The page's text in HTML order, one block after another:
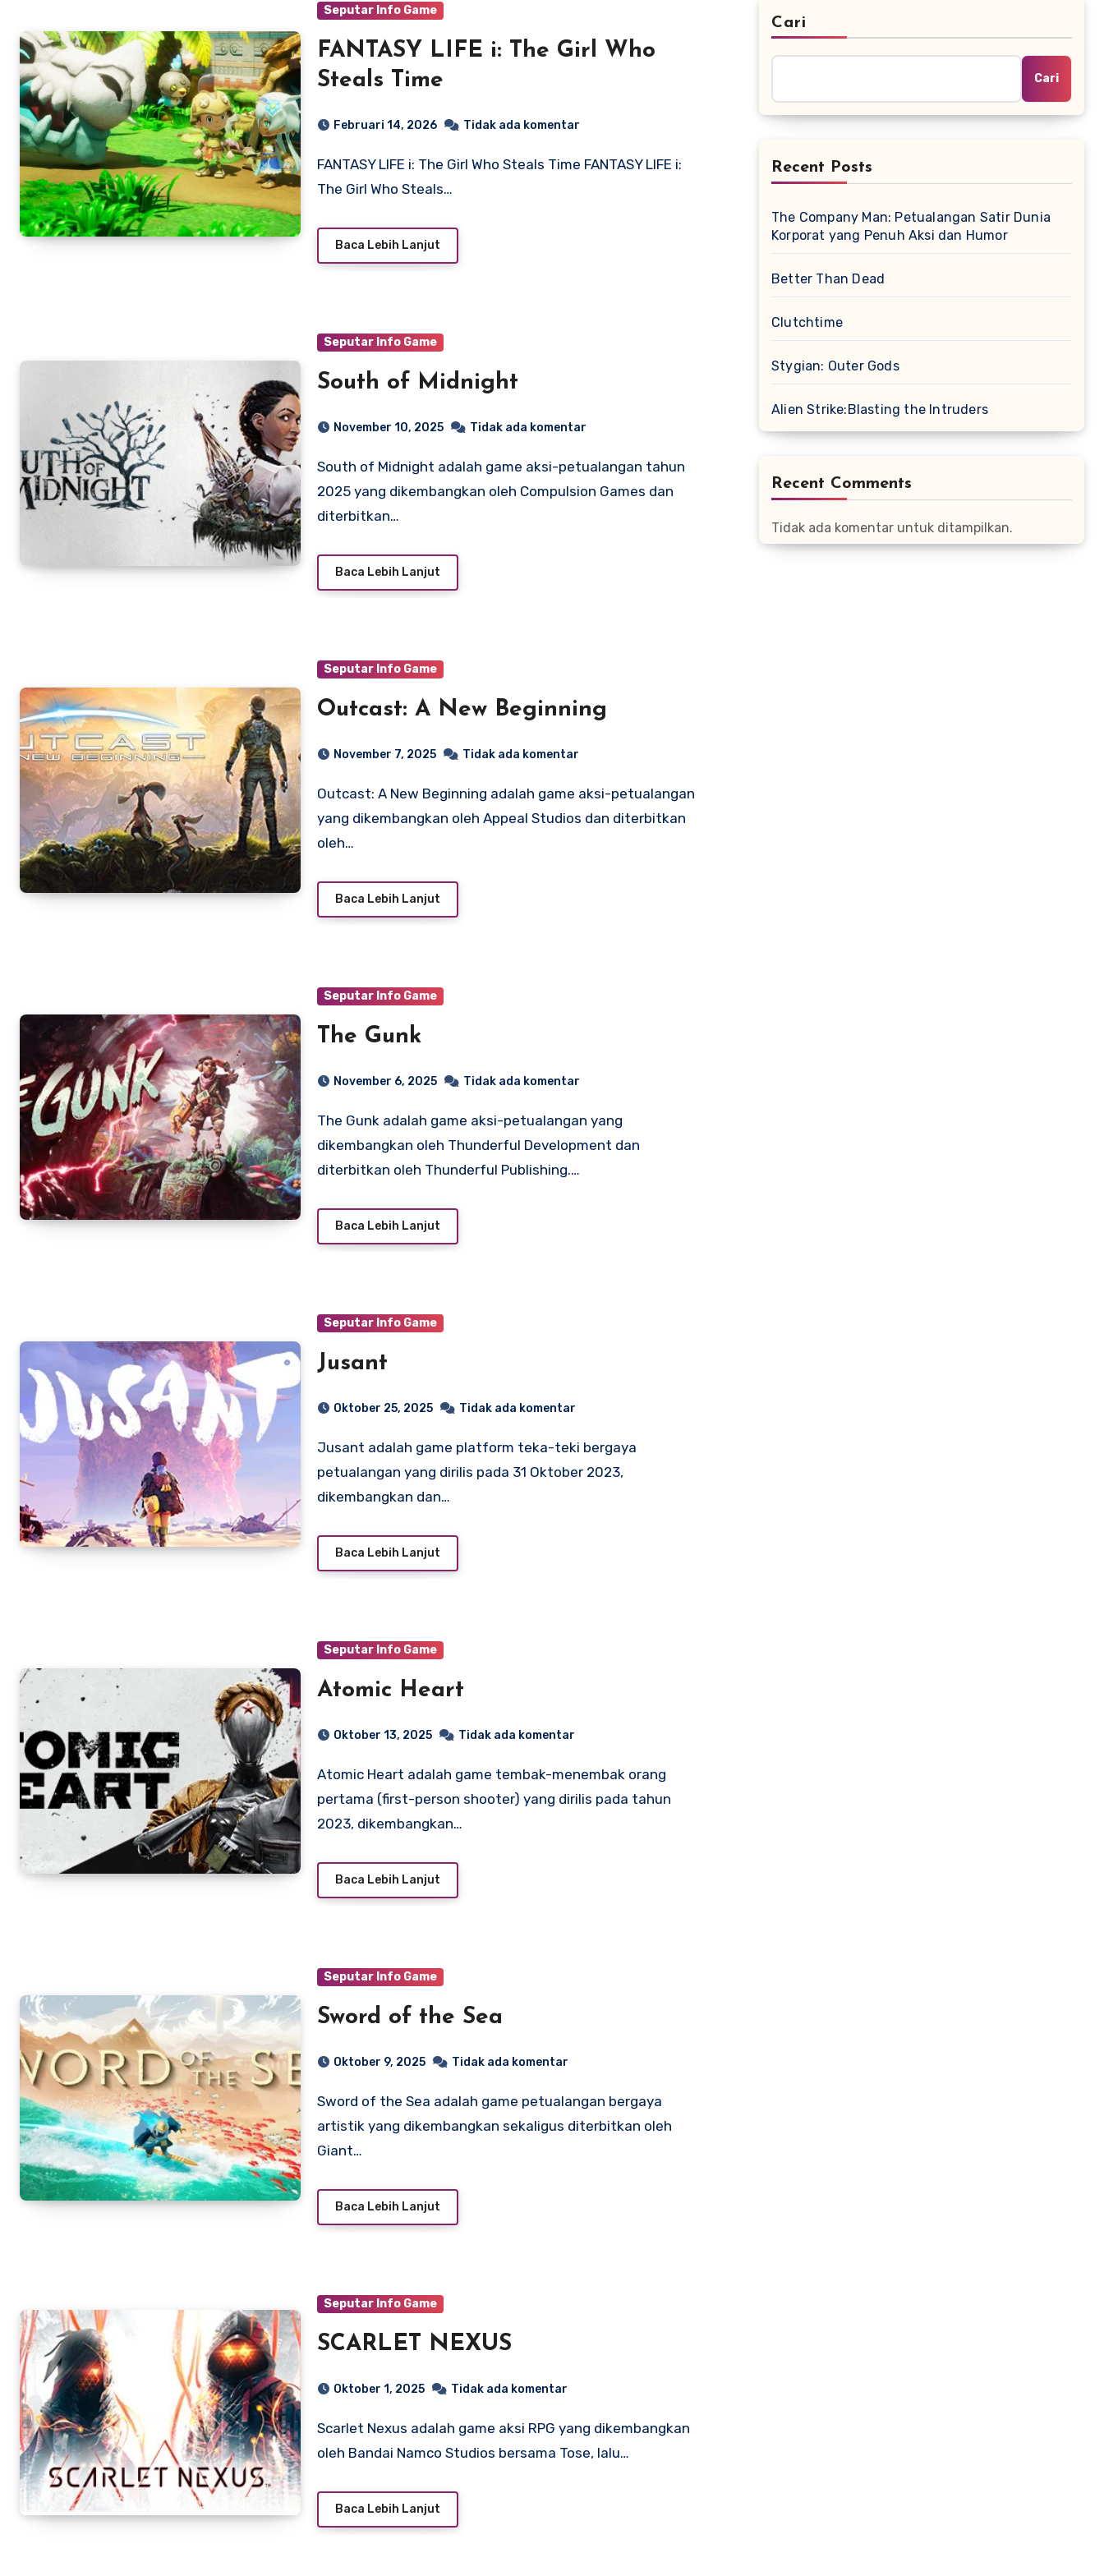
Seputar Info Game
FANTASY LIFE i: The Girl Who
Steals Time
Februari 14, 2026 Tidak ada komentar
FANTASY LIFE i: The Girl Who Steals Time FANTASY LIFE i:
The Girl Who Steals…
Baca Lebih Lanjut
Seputar Info Game
South of Midnight
November 10, 2025 Tidak ada komentar
South of Midnight adalah game aksi-petualangan tahun
2025 yang dikembangkan oleh Compulsion Games dan
diterbitkan…
Baca Lebih Lanjut
Seputar Info Game
Outcast: A New Beginning
November 7, 2025 Tidak ada komentar
Outcast: A New Beginning adalah game aksi-petualangan
yang dikembangkan oleh Appeal Studios dan diterbitkan
oleh…
Baca Lebih Lanjut
Seputar Info Game
The Gunk
November 6, 2025 Tidak ada komentar
The Gunk adalah game aksi-petualangan yang
dikembangkan oleh Thunderful Development dan
diterbitkan oleh Thunderful Publishing.…
Baca Lebih Lanjut
Seputar Info Game
Jusant
Oktober 25, 2025 Tidak ada komentar
Jusant adalah game platform teka-teki bergaya
petualangan yang dirilis pada 31 Oktober 2023,
dikembangkan dan…
Baca Lebih Lanjut
Seputar Info Game
Atomic Heart
Oktober 13, 2025 Tidak ada komentar
Atomic Heart adalah game tembak-menembak orang
pertama (first-person shooter) yang dirilis pada tahun
2023, dikembangkan…
Baca Lebih Lanjut
Seputar Info Game
Sword of the Sea
Oktober 9, 2025 Tidak ada komentar
Sword of the Sea adalah game petualangan bergaya
artistik yang dikembangkan sekaligus diterbitkan oleh
Giant…
Baca Lebih Lanjut
Seputar Info Game
SCARLET NEXUS
Oktober 1, 2025 Tidak ada komentar
Scarlet Nexus adalah game aksi RPG yang dikembangkan
oleh Bandai Namco Studios bersama Tose, lalu…
Baca Lebih Lanjut
Cari
Cari
Recent Posts
The Company Man: Petualangan Satir Dunia
Korporat yang Penuh Aksi dan Humor
Better Than Dead
Clutchtime
Stygian: Outer Gods
Alien Strike:Blasting the Intruders
Recent Comments
Tidak ada komentar untuk ditampilkan.